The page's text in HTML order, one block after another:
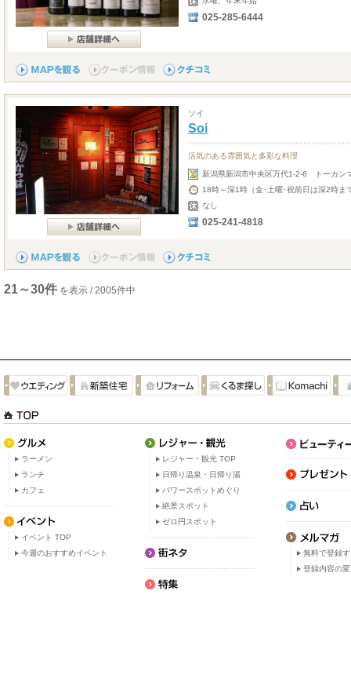
025-285-6444
ソイ
Soi
活気のある雰囲気と多彩な料理
新潟県新潟市中央区万代1-2-6 トーカン
18時～深1時（金･土曜･祝前日は深2時
なし
025-241-4818
21～30件 を表示 / 2005件中
ラーメン
ランチ
カフェ
イベント TOP
今週のおすすめイベント
レジャー・観光 TOP
日帰り温泉・日帰り湯
パワースポットめぐり
絶景スポット
ゼロ円スポット
無料で登録
登録内容の